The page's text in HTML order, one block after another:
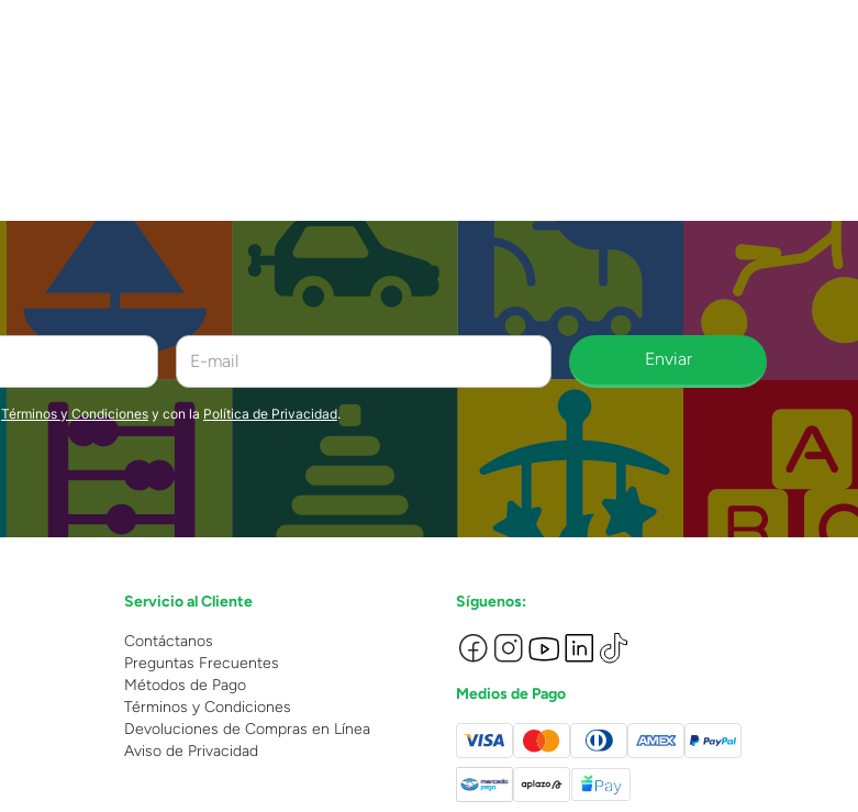
Enviar
Términos y Condiciones y con la Política de Privacidad.
Servicio al Cliente
Contáctanos
Preguntas Frecuentes
Métodos de Pago
Términos y Condiciones
Devoluciones de Compras en Línea
Aviso de Privacidad
Síguenos:
Medios de Pago